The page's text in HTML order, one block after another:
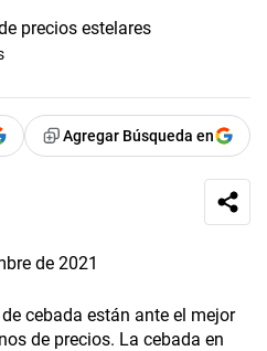
Agregar Búsqueda en
de 2021
cebada están ante el mejor
de precios. La cebada en